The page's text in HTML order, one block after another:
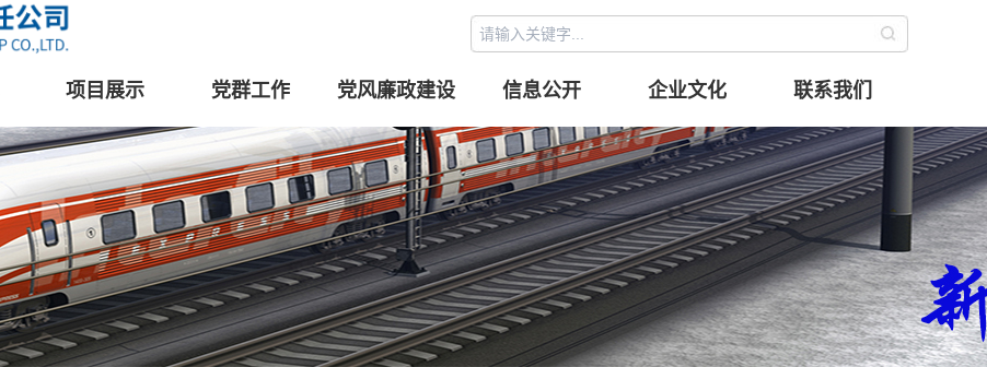
项目展示 党群工作 党风廉政建设 信息公开 企业文化 联系我们